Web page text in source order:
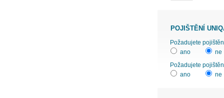
POJIŠTĚNÍ
ano
ne
Požadujete
ano
ne